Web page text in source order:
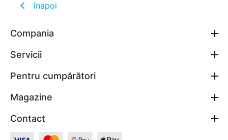
înapoi
Compania
Servicii
Pentru cumpărători
Magazine
Contact